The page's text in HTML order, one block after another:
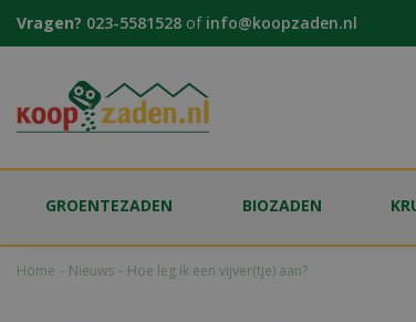
naar
Home Nieuws Hoe leg ik een vijver(tje) aan?
Vragen? 023-5581528 of info@koopzaden.nl
GROENTEZADEN BIOZADEN